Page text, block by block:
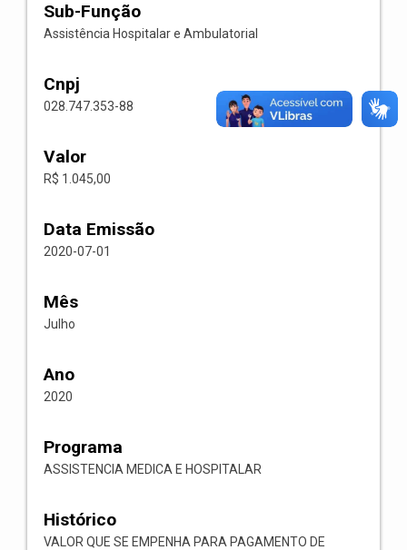
Sub-Função
Assistência Hospitalar e Ambulatorial
Cnpj
028.747.353-88
Valor
R$ 1.045,00
Data Emissão
2020-07-01
Mês
Julho
Ano
2020
Programa
ASSISTENCIA MEDICA E HOSPITALAR
Histórico
VALOR QUE SE EMPENHA PARA PAGAMENTO DE